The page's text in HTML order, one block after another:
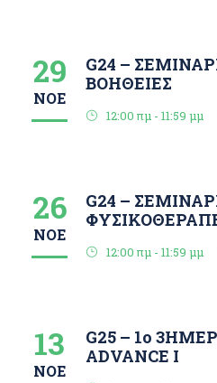
29
ΝΟΈ
G24 –
ΒΟΗΘΕΙΕΣ
12:00 πμ - 11:59 μμ
26
ΝΟΈ
G24 –
12:00 πμ - 11:59 μμ
13
ΝΟΈ
G25 – 1o
ΑDVANCE I